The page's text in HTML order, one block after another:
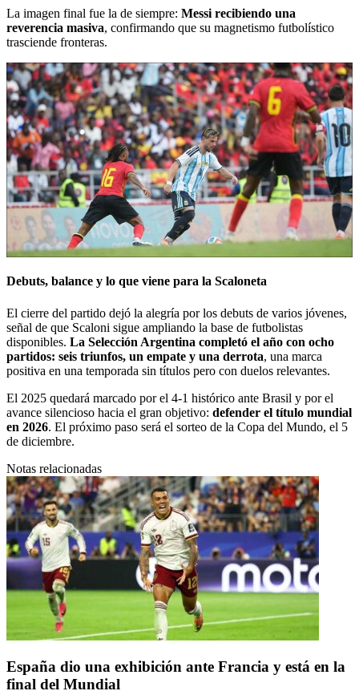
La imagen final fue la de siempre: Messi recibiendo una
reverencia masiva, confirmando que su magnetismo futbolístico
trasciende fronteras.
Debuts, balance y lo que viene para la Scaloneta
El cierre del partido dejó la alegría por los debuts de varios jóvenes,
señal de que Scaloni sigue ampliando la base de futbolistas
disponibles. La Selección Argentina completó el año con ocho
partidos: seis triunfos, un empate y una derrota, una marca
positiva en una temporada sin títulos pero con duelos relevantes.
El 2025 quedará marcado por el 4-1 histórico ante Brasil y por el
avance silencioso hacia el gran objetivo: defender el título mundial
en 2026. El próximo paso será el sorteo de la Copa del Mundo, el 5
de diciembre.
Notas relacionadas
España dio una exhibición ante Francia y está en la
final del Mundial